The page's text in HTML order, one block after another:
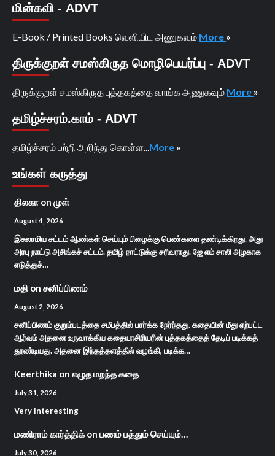
மின்கவி - ADVT
E-Book / Printed Books வெளியிட அணுகவும் More »
திருக்குறள் சமஸ்கிருத மொழிபெயர்ப்பு - ADVT
திருக்குறள் சமஸ்கிருத புத்தகத்தை வாங்க அணுகவும் More »
தமிழ்ச்சரம்.காம் - ADVT
தமிழ்ச்சரம் பற்றி அறிந்து கொள்ள... More »
உங்கள் கருத்து
திலகா on முள்
August 4, 2026
இசுலாமிய சட்டம் ஆண்கள் செய்யும் பிழைக்கு பெண்களை தண்டிக்கிறது. அது
அரபு நாட்டு அசிங்கச் சட்டம். தமிழ் நாட்டுக்கு சரிவராது. ஜே எம் சாலி அழகாக
எடுத்துச்…
மதி on சனிப்பிணம்
August 2, 2026
சனிப்பிணம் குறும்படத்தை சமீபத்தில் பார்க்க நேர்ந்தது. கதையின் மீது ஏற்பட்ட
ஆர்வம் அதனை உருவாக்கிய கதையாசிரியரின் புத்தகத்தைத் தேடிப் படிக்கத்
தூண்டியது. அதனை இந்தத்தளத்தில் வழங்கி, படிக்க…
Keerthika on எழுத மறந்த கதை
July 31, 2026
Very interesting
மணிராம் கார்த்திக்on பணம் பத்தும் செய்யும்…
July 30, 2026